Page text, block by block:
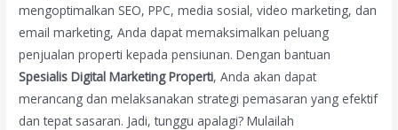
mengoptimalkan SEO, PPC, media sosial, video marketing, dan
email marketing, Anda dapat memaksimalkan peluang
penjualan properti kepada pensiunan. Dengan bantuan
Spesialis Digital Marketing Properti, Anda akan dapat
merancang dan melaksanakan strategi pemasaran yang efektif
dan tepat sasaran. Jadi, tunggu apalagi? Mulailah